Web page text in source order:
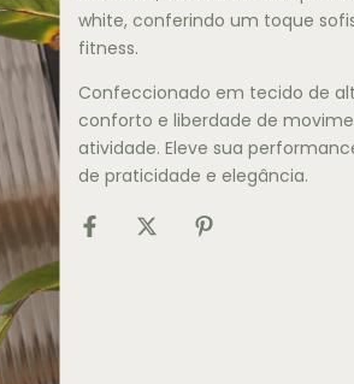
white, conferindo um toque
fitness.
Confeccionado em tecido de
conforto e liberdade de
atividade. Eleve sua
de praticidade e elegância.